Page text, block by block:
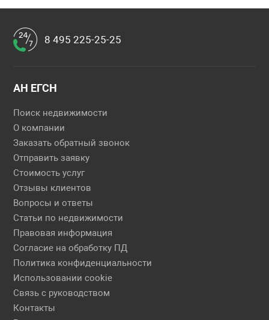
8 495 225-25-25
АН ЕГСН
Поиск недвижимости
О компании
Заказать обратный звонок
Отправить заявку
Стоимость услуг
Отзывы клиентов
Вопросы и ответы
Статьи по недвижимости
Правовая информация
Согласие на обработку ПД
Политика конфиденциальности
Использовании cookie
Связь с руководством
Контакты